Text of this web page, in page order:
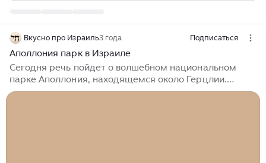
Вкусно про Израиль3 года Подписаться
Аполлония парк в Израиле
Сегодня речь пойдет о волшебном национальном
парке Аполлония, находящемся около Герцлии.
Расположенная на средиземноморском побережье,